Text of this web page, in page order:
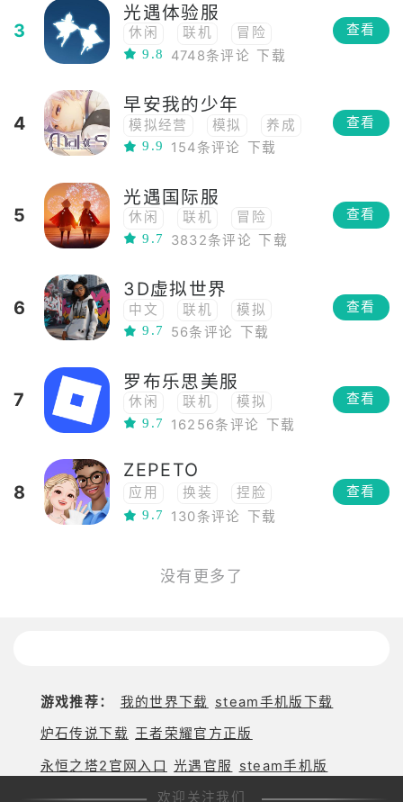
3
光遇体验服
休闲 联机
冒险
角色扮演
高画质
模拟飞行
治愈
艺术
9.8 4748条评论 下载
查看
4
早安我的少年
模拟经营 模拟
养成
女性向
乙女 应用
9.9 154条评论 下载
查看
5
光遇国际服
休闲 联机
冒险
高自由度
高画质
模拟飞行
治愈
艺术
9.7 3832条评论 下载
查看
6
3D虚拟世界
中文 联机
模拟
网络工具
高自由度
多人
养成
应用
社交
换装
捏脸
9.7 56条评论 下载
查看
7
罗布乐思美服
休闲 联机
模拟
冒险
网络工具
沙盒
社交
单人
9.7 16256条评论 下载
查看
8
ZEPETO
应用 换装
捏脸
工具
9.7 130条评论 下载
查看
没有更多了
游戏推荐： 我的世界下载
steam手机版下载
炉石传说下载 王者荣耀官方正版
永恒之塔2官网入口 光遇官服
steam手机版
欢迎关注我们